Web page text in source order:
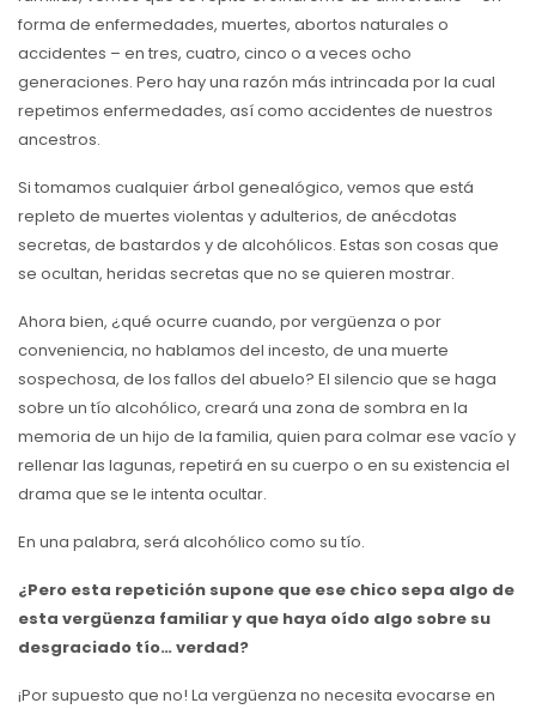
forma de enfermedades, muertes, abortos naturales o
accidentes – en tres, cuatro, cinco o a veces ocho
generaciones. Pero hay una razón más intrincada por la cual
repetimos enfermedades, así como accidentes de nuestros
ancestros.
Si tomamos cualquier árbol genealógico, vemos que está
repleto de muertes violentas y adulterios, de anécdotas
secretas, de bastardos y de alcohólicos. Estas son cosas que
se ocultan, heridas secretas que no se quieren mostrar.
Ahora bien, ¿qué ocurre cuando, por vergüenza o por
conveniencia, no hablamos del incesto, de una muerte
sospechosa, de los fallos del abuelo? El silencio que se haga
sobre un tío alcohólico, creará una zona de sombra en la
memoria de un hijo de la familia, quien para colmar ese vacío y
rellenar las lagunas, repetirá en su cuerpo o en su existencia el
drama que se le intenta ocultar.
En una palabra, será alcohólico como su tío.
¿Pero esta repetición supone que ese chico sepa algo de
esta vergüenza familiar y que haya oído algo sobre su
desgraciado tío… verdad?
¡Por supuesto que no! La vergüenza no necesita evocarse en